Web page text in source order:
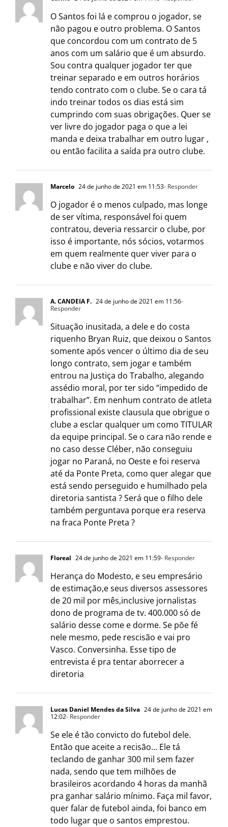
O Santos foi lá e comprou o jogador, se
não pagou e outro problema. O Santos
que concordou com um contrato de 5
anos com um salário que é um absurdo.
Sou contra qualquer jogador ter que
treinar separado e em outros horários
tendo contrato com o clube. Se o cara tá
indo treinar todos os dias está sim
cumprindo com suas obrigações. Quer se
ver livre do jogador paga o que a lei
manda e deixa trabalhar em outro lugar ,
ou então facilita a saída pra outro clube.
Marcelo 24 de junho de 2021 em 11:53- Responder
O jogador é o menos culpado, mas longe
de ser vítima, responsável foi quem
contratou, deveria ressarcir o clube, por
isso é importante, nós sócios, votarmos
em quem realmente quer viver para o
clube e não viver do clube.
A. CANDEIA F. 24 de junho de 2021 em 11:56-
Responder
Situação inusitada, a dele e do costa
riquenho Bryan Ruiz, que deixou o Santos
somente após vencer o último dia de seu
longo contrato, sem jogar e também
entrou na Justiça do Trabalho, alegando
assédio moral, por ter sido “impedido de
trabalhar”. Em nenhum contrato de atleta
profissional existe clausula que obrigue o
clube a esclar qualquer um como TITULAR
da equipe principal. Se o cara não rende e
no caso desse Cléber, não conseguiu
jogar no Paraná, no Oeste e foi reserva
até da Ponte Preta, como quer alegar que
está sendo perseguido e humilhado pela
diretoria santista ? Será que o filho dele
também perguntava porque era reserva
na fraca Ponte Preta ?
Floreal 24 de junho de 2021 em 11:59- Responder
Herança do Modesto, e seu empresário
de estimação,e seus diversos assessores
de 20 mil por mês,inclusive jornalistas
dono de programa de tv. 400.000 só de
salário desse come e dorme. Se põe fé
nele mesmo, pede rescisão e vai pro
Vasco. Conversinha. Esse tipo de
entrevista é pra tentar aborrecer a
diretoria
Lucas Daniel Mendes da Silva 24 de junho de 2021 em
12:02- Responder
Se ele é tão convicto do futebol dele.
Então que aceite a recisão… Ele tá
teclando de ganhar 300 mil sem fazer
nada, sendo que tem milhões de
brasileiros acordando 4 horas da manhã
pra ganhar salário mínimo. Faça mil favor,
quer falar de futebol ainda, foi banco em
todo lugar que o santos emprestou.